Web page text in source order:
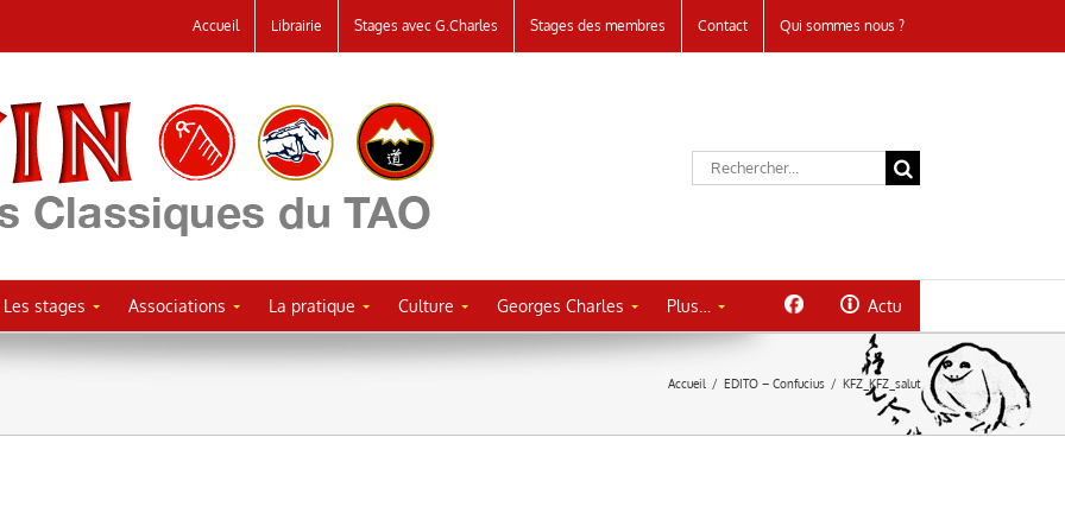
Accueil Librairie Stages avec G.Charles Stages des membres Contact Qui sommes nous ?
Rechercher:
Les stages Associations La pratique Culture Georges Charles Plus… Actu
Accueil / EDITO – Confucius / KFZ_KFZ_salut